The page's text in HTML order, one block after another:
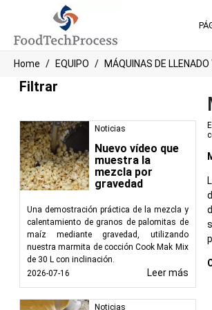
Home EQUIPO MÁQUINAS DE LLENADO
Filtrar
Noticias
Nuevo vídeo que
muestra la
mezcla por
gravedad
Una demostración práctica de la mezcla y
calentamiento de granos de palomitas de
maíz mediante gravedad, utilizando
nuestra marmita de cocción Cook Mak Mix
de 30 L con inclinación.
2026-07-16
Leer más
Noticias